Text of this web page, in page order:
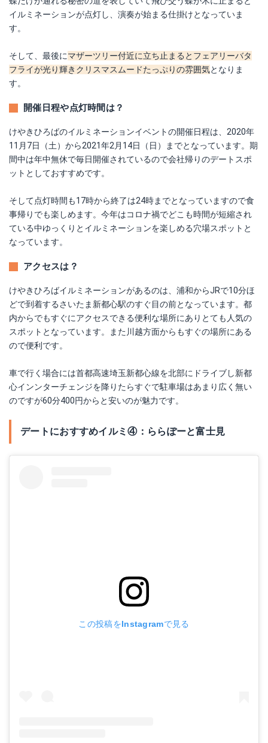
イルミネーションが点灯し、演奏が始まる仕掛けとなっていま
す。
そして、最後にマザーツリー付近に立ち止まるとフェアリーバタ
フライが光り輝きクリスマスムードたっぷりの雰囲気となりま
す。
開催日程や点灯時間は？
けやきひろばのイルミネーションイベントの開催日程は、2020年
11月7日（土）から2021年2月14日（日）までとなっています。期
間中は年中無休で毎日開催されているので会社帰りのデートスポ
ットとしておすすめです。
そして点灯時間も17時から終了は24時までとなっていますので食
事帰りでも楽しめます。今年はコロナ禍でどこも時間が短縮され
ている中ゆっくりとイルミネーションを楽しめる穴場スポットと
なっています。
アクセスは？
けやきひろばイルミネーションがあるのは、浦和からJRで10分ほ
どで到着するさいたま新都心駅のすぐ目の前となっています。都
内からでもすぐにアクセスできる便利な場所にありとても人気の
スポットとなっています。また川越方面からもすぐの場所にある
ので便利です。
車で行く場合には首都高速埼玉新都心線を北部にドライブし新都
心インンターチェンジを降りたらすぐで駐車場はあまり広く無い
のですが60分400円からと安いのが魅力です。
デートにおすすめイルミ④：ららぽーと富士見
この投稿をInstagramで見る